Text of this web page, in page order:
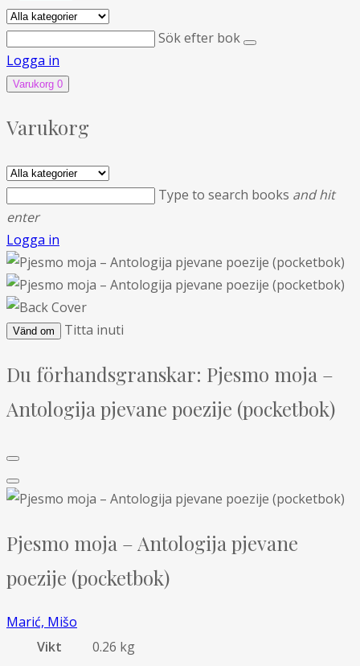
Sök efter bok
Logga in
Varukorg 0
Varukorg
Type to search books and hit
enter
Logga in
Vänd om Titta inuti
Du förhandsgranskar: Pjesmo moja –
Antologija pjevane poezije (pocketbok)
Pjesmo moja – Antologija pjevane
poezije (pocketbok)
Marić, Mišo
Vikt
0.26 kg